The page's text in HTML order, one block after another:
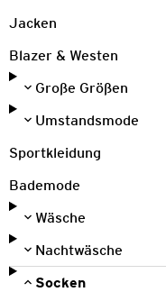
Jacken
Blazer & Westen
Große Größen
Umstandsmode
Sportkleidung
Bademode
Wäsche
Nachtwäsche
Socken